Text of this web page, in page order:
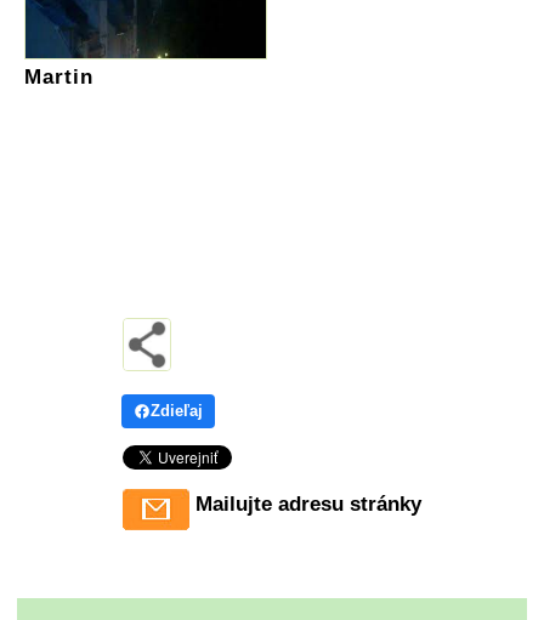
Martin
Zdieľaj
Mailujte adresu stránky